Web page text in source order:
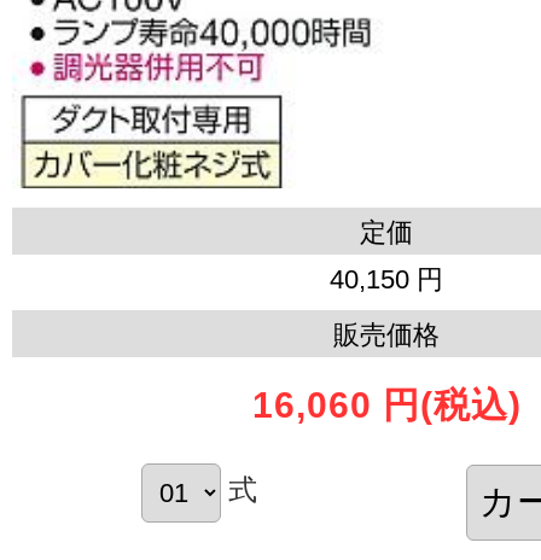
定価
40,150 円
販売価格
16,060 円 (税込)
式